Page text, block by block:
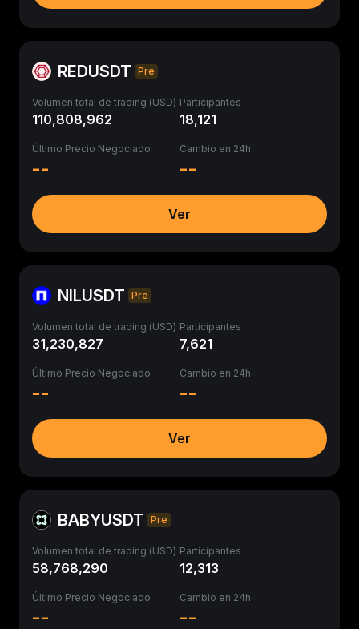
REDUSDT Pre
Volumen total de trading (USD)
110,808,962
Participantes
18,121
Último Precio Negociado
--
Cambio en 24h
--
Ver
NILUSDT Pre
Volumen total de trading (USD)
31,230,827
Participantes
7,621
Último Precio Negociado
--
Cambio en 24h
--
Ver
BABYUSDT Pre
Volumen total de trading (USD)
58,768,290
Participantes
12,313
Último Precio Negociado
--
Cambio en 24h
--